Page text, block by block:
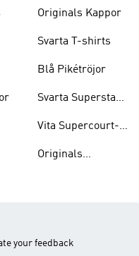
Originals Kappor
Svarta T-shirts
Blå Pikétröjor
Svarta Superstar-
Vita Supercourt-
Originals
your feedback